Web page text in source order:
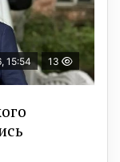
15:54 13